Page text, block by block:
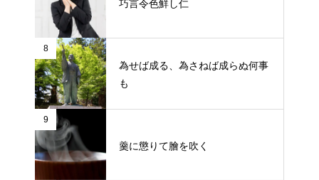
巧言令色鮮し仁
8
為せば成る、為さねば成らぬ何事
も
9
羹に懲りて膾を吹く